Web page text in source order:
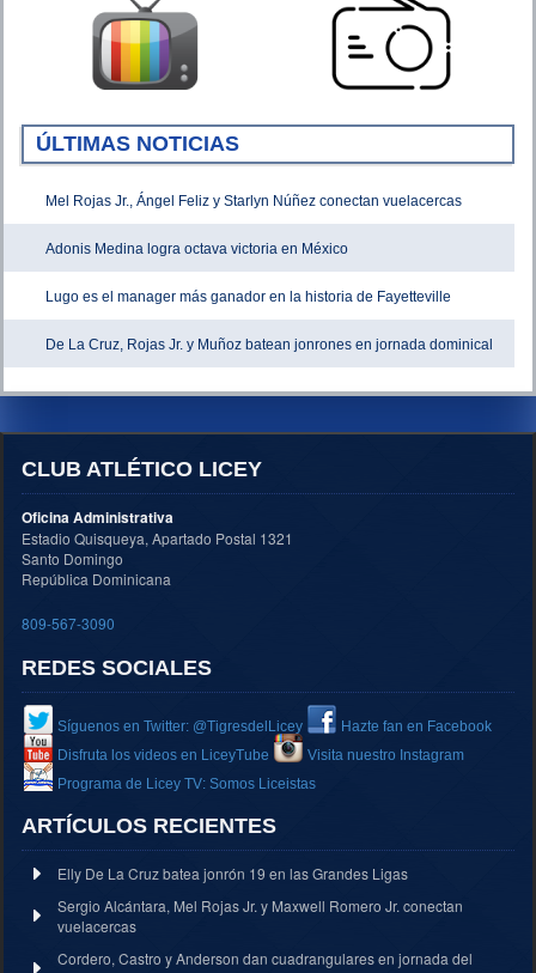
ÚLTIMAS NOTICIAS
Mel Rojas Jr., Ángel Feliz y Starlyn Núñez conectan vuelacercas
Adonis Medina logra octava victoria en México
Lugo es el manager más ganador en la historia de Fayetteville
De La Cruz, Rojas Jr. y Muñoz batean jonrones en jornada dominical
CLUB ATLÉTICO LICEY
Oficina Administrativa
Estadio Quisqueya, Apartado Postal 1321
Santo Domingo
República Dominicana
809-567-3090
REDES SOCIALES
Síguenos en Twitter: @TigresdelLicey
Hazte fan en Facebook
Disfruta los videos en LiceyTube
Visita nuestro Instagram
Programa de Licey TV: Somos Liceistas
ARTÍCULOS RECIENTES
Elly De La Cruz batea jonrón 19 en las Grandes Ligas
Sergio Alcántara, Mel Rojas Jr. y Maxwell Romero Jr. conectan
vuelacercas
Cordero, Castro y Anderson dan cuadrangulares en jornada del